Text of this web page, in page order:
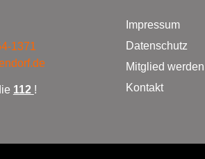
1371
112 !
Impressum
Datenschutz
Mitglied
Kontakt